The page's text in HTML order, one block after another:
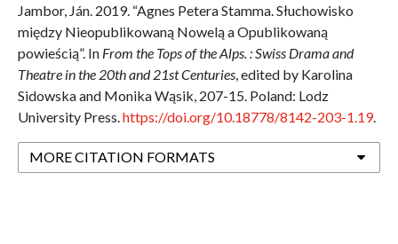
Jambor, Ján. 2019. “Agnes Petera Stamma. Słuchowisko
między Nieopublikowaną Nowelą a Opublikowaną
powieścią”. In From the Tops of the Alps. : Swiss Drama and
Theatre in the 20th and 21st Centuries , edited by Karolina
Sidowska and Monika Wąsik, 207-15. Poland: Lodz
University Press. https://doi.org/10.18778/8142-203-1.19.
MORE CITATION FORMATS